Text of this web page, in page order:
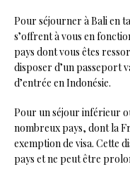
Pour séjourner à Bali en
s’offrent à vous en
pays dont vous êtes
disposer d’un passeport
d’entrée en Indonésie.
Pour un séjour inférieur
nombreux pays, dont la
exemption de visa. Cette
pays et ne peut être